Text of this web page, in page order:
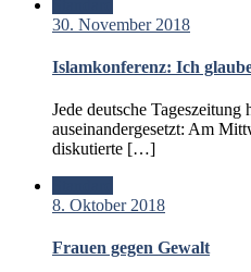
30. November 2018
Islamkonferenz: Ich
Jede deutsche Tageszeitung
auseinandergesetzt: Am
diskutierte […]
8. Oktober 2018
Frauen gegen Gewalt